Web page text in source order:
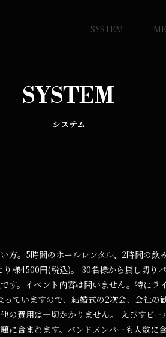
SYSTEM
SYSTEM
システム
方。5時間のホールレンタル、2時間の飲
様4500円(税込)。 30名様から貸し切り
す。イベント内容は問いません。特にラ
ていますので、結婚式の2次会、会社の
の費用は一切かかりません。 えびすビー
に含まれます。バンドメンバーも人数に含